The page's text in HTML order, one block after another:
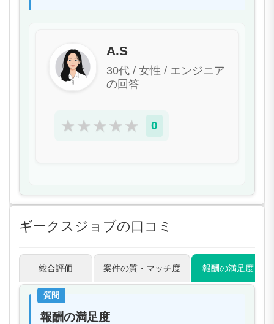
A.S
30代 / 女性 / エンジニア
の回答
★ ★ ★ ★ ★ 0
ギークスジョブの口コミ
総合評価 案件の質・マッチ度 報酬の満足度
質問
報酬の満足度